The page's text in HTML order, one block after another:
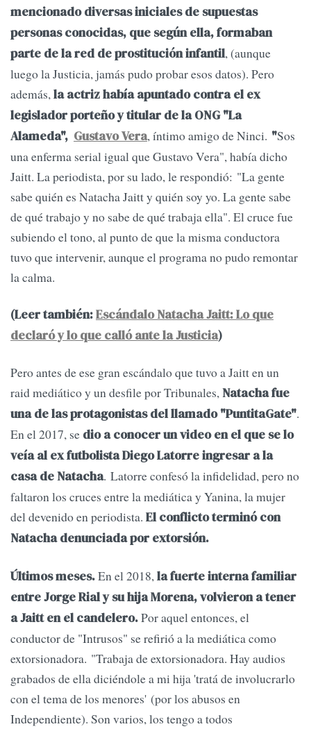
mencionado diversas iniciales de supuestas
personas conocidas, que según ella, formaban
parte de la red de prostitución infantil, (aunque
luego la Justicia, jamás pudo probar esos datos). Pero
además,la actriz había apuntado contra el ex
legislador porteño y titular de la ONG "La
Alameda", Gustavo Vera, íntimo amigo de Ninci. "Sos
una enferma serial igual que Gustavo Vera", había dicho
Jaitt. La periodista, por su lado, le respondió: "La gente
sabe quién es Natacha Jaitt y quién soy yo. La gente sabe
de qué trabajo y no sabe de qué trabaja ella". El cruce fue
subiendo el tono, al punto de que la misma conductora
tuvo que intervenir, aunque el programa no pudo remontar
la calma.
(Leer también:Escándalo Natacha Jaitt: Lo que
declaró y lo que calló ante la Justicia)
Pero antes de ese gran escándalo que tuvo a Jaitt en un
raid mediático y un desfile por Tribunales,Natacha fue
una de las protagonistas del llamado "PuntitaGate".
En el 2017, se dio a conocer un video en el que se lo
veía al ex futbolista Diego Latorre ingresar a la
casa de Natacha. Latorre confesó la infidelidad, pero no
faltaron los cruces entre la mediática y Yanina, la mujer
del devenido en periodista. El conflicto terminó con
Natacha denunciada por extorsión.
Últimos meses.En el 2018,la fuerte interna familiar
entre Jorge Rial y su hija Morena, volvieron a tener
a Jaitt en el candelero.Por aquel entonces, el
conductor de "Intrusos" se refirió a la mediática como
extorsionadora. "Trabaja de extorsionadora. Hay audios
grabados de ella diciéndole a mi hija 'tratá de involucrarlo
con el tema de los menores' (por los abusos en
Independiente). Son varios, los tengo a todos